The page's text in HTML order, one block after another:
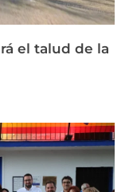
el talud de la